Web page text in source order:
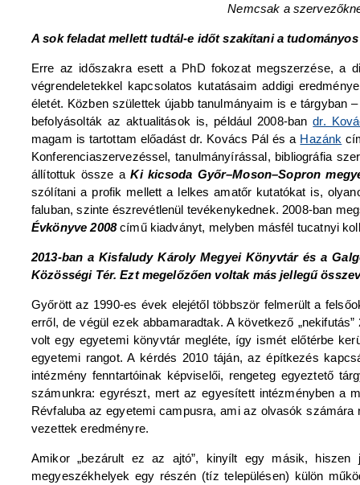
Nemcsak a
A sok feladat mellett tudtál-e időt szakítani a
Erre az időszakra esett a PhD fokozat megszerzése, a
végrendeletekkel kapcsolatos kutatásaim addigi
életét. Közben születtek újabb tanulmányaim is e tárgyban
befolyásolták az aktualitások is, például 2008-bandr.
magam is tartottam előadást dr. Kovács Pál és a Hazánk
Konferenciaszervezéssel, tanulmányírással, bibliográfia
állítottuk össze aKi kicsoda Győr–Moson–Sopron
szólítani a profik mellett a lelkes amatőr kutatókat is,
faluban, szinte észrevétlenül tevékenykednek. 2008-ban
Évkönyve 2008című kiadványt, melyben másfél tucatnyi
2013-ban a Kisfaludy Károly Megyei Könyvtár és a
Közösségi Tér. Ezt megelőzően voltak más jellegű
Győrött az 1990-es évek elejétől többször felmerült a
erről, de végül ezek abbamaradtak. A következő
volt egy egyetemi könyvtár megléte, így ismét előtérbe
egyetemi rangot. A kérdés 2010 táján, az építkezés
intézmény fenntartóinak képviselői, rengeteg egyeztető
számunkra: egyrészt, mert az egyesített intézményben a
Révfaluba az egyetemi campusra, ami az olvasók
vezettek eredményre.
Amikor „bezárult ez az ajtó”, kinyílt egy másik,
megyeszékhelyek egy részén (tíz településen) külön